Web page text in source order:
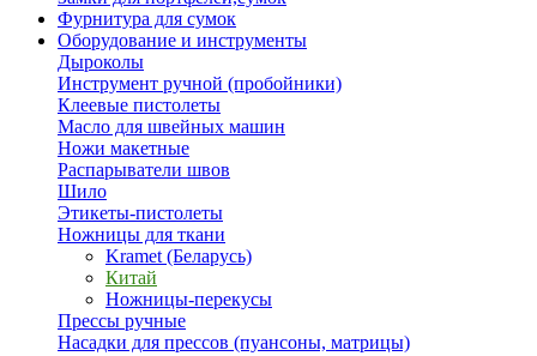
Фурнитура для сумок
Оборудование и инструменты
Дыроколы
Инструмент ручной (пробойники)
Клеевые пистолеты
Масло для швейных машин
Ножи макетные
Распарыватели швов
Шило
Этикеты-пистолеты
Ножницы для ткани
Kramet (Беларусь)
Китай
Ножницы-перекусы
Прессы ручные
Насадки для прессов (пуансоны, матрицы)